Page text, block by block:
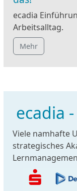
ecadia
Arbeitsalltag.
Mehr
ecadia
Viele namhafte
strategisches